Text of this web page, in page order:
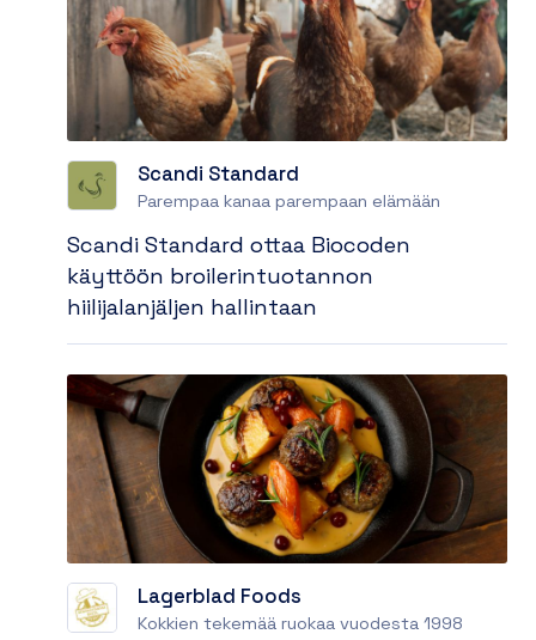
Scandi Standard
Parempaa kanaa parempaan elämään
Scandi Standard ottaa Biocoden
käyttöön broilerintuotannon
hiilijalanjäljen hallintaan
Lagerblad Foods
Kokkien tekemää ruokaa vuodesta 1998